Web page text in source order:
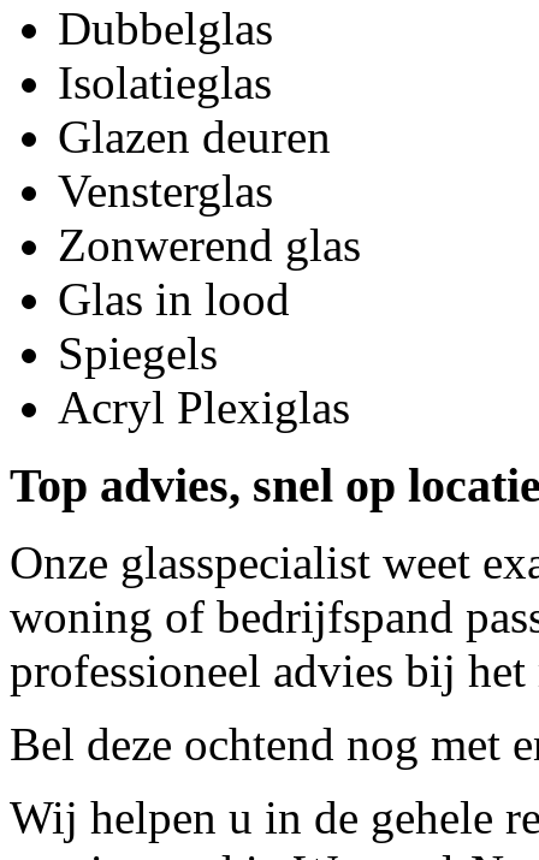
Dubbelglas
Isolatieglas
Glazen deuren
Vensterglas
Zonwerend glas
Glas in lood
Spiegels
Acryl Plexiglas
Top advies, snel op
Onze glasspecialist weet
woning of bedrijfspand
professioneel advies bij
Bel deze ochtend nog met
Wij helpen u in de gehele